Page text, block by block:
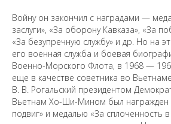
Войну он закончил с наградами —
заслуги», «За оборону Кавказа», «За
«За безупречную службу» и др. Но на
его военная служба и боевая
Военно-Морского Флота, в 1968 —
еще в качестве советника во
В. В. Рогальский президентом
Вьетнам Хо-Ши-Мином был
подвиг» и медалью «За сплоченность
Предложить
дополнения к материалу
Уважаемые универсанты и гости! Если
вы заметили неточность в
сведениях, пожалуйста, сообщите об этом
на электронный адресpro@spbu.ru